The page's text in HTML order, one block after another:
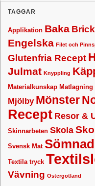
TAGGAR
Applikation Baka
Engelska Filet och
Glutenfria Recept
Julmat Knyppling
Materialkunskap Matlagning
Mjölby Mönster
Recept Resor &
Skinnarbeten Skola
Svensk Mat Sömnad
Textila tryck
Vävning Östergötland